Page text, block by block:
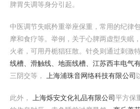
脾胃失调等身分引起。
中医调节失眠矜重举座保重，常用的纪律
摩和食疗等。举例，关于心脾两虚型失眠
火者，可用丹栀猖狂散。针灸则通过刺激
线槽、滑触线、地面线槽、江苏西丰电气
三阴交等，
上海浦珠音网络科技有限公司
此外， 上海烁安文化礼品有限公司平方保